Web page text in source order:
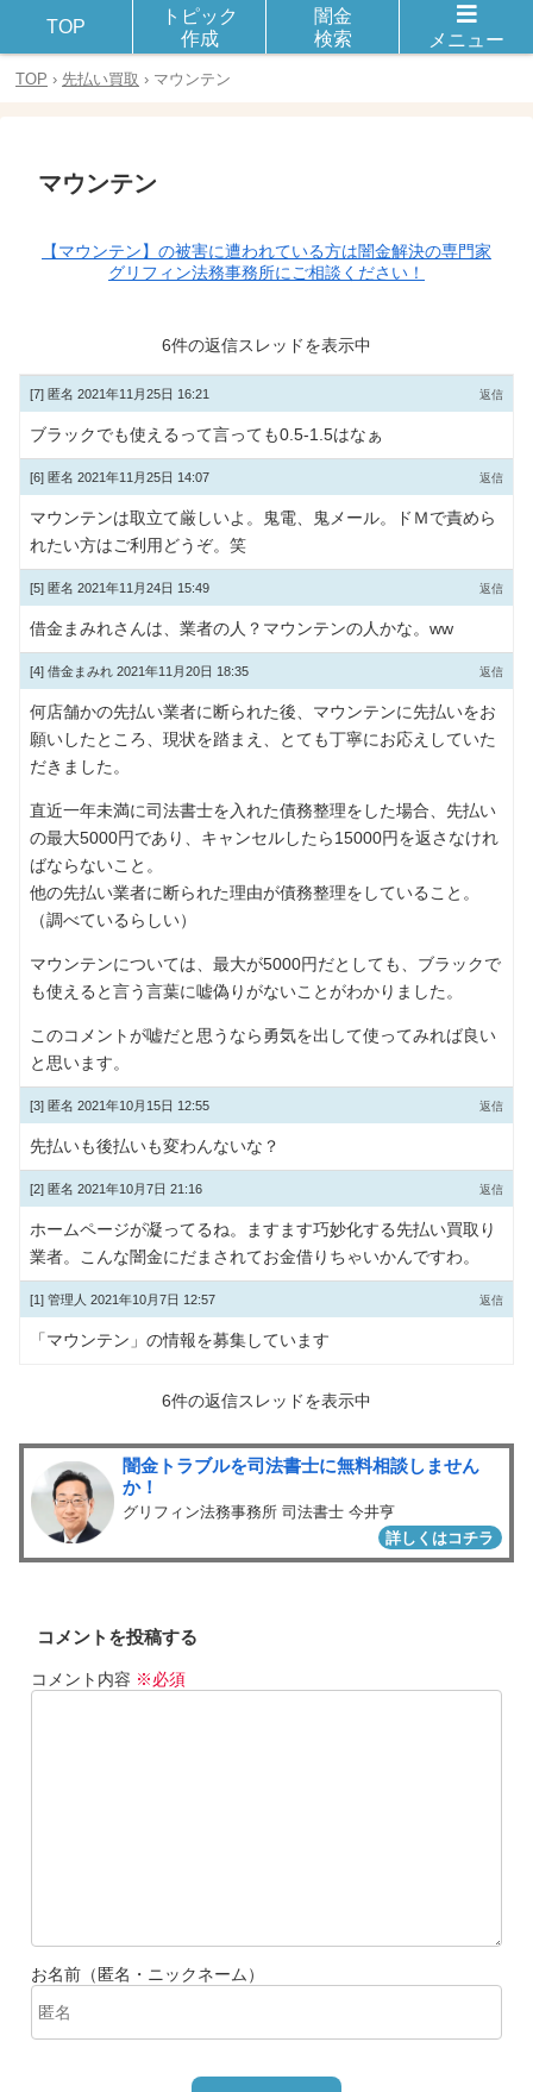
闇金や違法金融とのトラブルや被害に遭った体験談を話し合おう！
TOP › 先払い買取 › マウンテン
マウンテン
【マウンテン】の被害に遭われている方は闇金解決の専門家
グリフィン法務事務所にご相談ください！
6件の返信スレッドを表示中
[7] 匿名 2021年11月25日 16:21 返信
ブラックでも使えるって言っても0.5-1.5はなぁ
[6] 匿名 2021年11月25日 14:07 返信
マウンテンは取立て厳しいよ。鬼電、鬼メール。ドＭで責めら
れたい方はご利用どうぞ。笑
[5] 匿名 2021年11月24日 15:49 返信
借金まみれさんは、業者の人？マウンテンの人かな。ww
[4] 借金まみれ 2021年11月20日 18:35 返信
何店舗かの先払い業者に断られた後、マウンテンに先払いをお
願いしたところ、現状を踏まえ、とても丁寧にお応えしていた
だきました。
直近一年未満に司法書士を入れた債務整理をした場合、先払い
の最大5000円であり、キャンセルしたら15000円を返さなけれ
ばならないこと。
他の先払い業者に断られた理由が債務整理をしていること。
（調べているらしい）
マウンテンについては、最大が5000円だとしても、ブラックで
も使えると言う言葉に嘘偽りがないことがわかりました。
このコメントが嘘だと思うなら勇気を出して使ってみれば良い
と思います。
[3] 匿名 2021年10月15日 12:55 返信
先払いも後払いも変わんないな？
[2] 匿名 2021年10月7日 21:16 返信
ホームページが凝ってるね。ますます巧妙化する先払い買取り
業者。こんな闇金にだまされてお金借りちゃいかんですわ。
[1] 管理人 2021年10月7日 12:57 返信
「マウンテン」の情報を募集しています
6件の返信スレッドを表示中
闇金トラブルを司法書士に無料相談しません
か！
グリフィン法務事務所 司法書士 今井亨
詳しくはコチラ
コメントを投稿する
コメント内容 ※必須
お名前（匿名・ニックネーム）
TOP
トピック
作成
闇金
検索
メニュー